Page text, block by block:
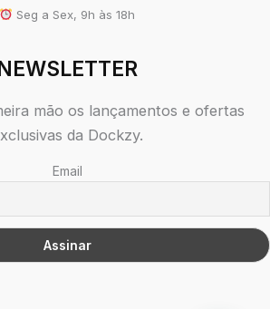
Seg a Sex, 9h às 18h
mão os lançamentos e ofertas
da Dockzy.
Email